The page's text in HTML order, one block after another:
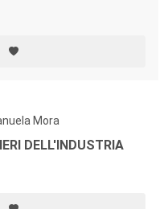
Mora
DELL'INDUSTRIA